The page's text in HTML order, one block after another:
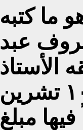
ما كتبه
عبد
الأستاذ
عبد المسيح وزير بتاريخ ١٠ تشرين
طالباً فيها مبلغ